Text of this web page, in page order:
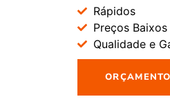
Rápidos
Preços Baixos
Qualidade e